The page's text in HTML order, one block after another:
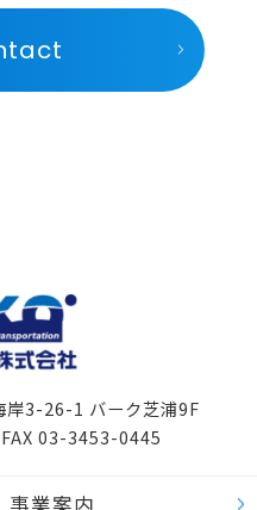
3-26-1 バーク芝浦9F
03-3453-0445
事業案内